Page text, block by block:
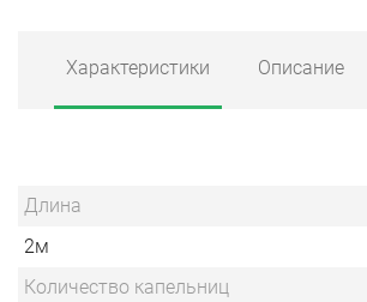
Характеристики Описание
Длина
2м
Количество капельниц